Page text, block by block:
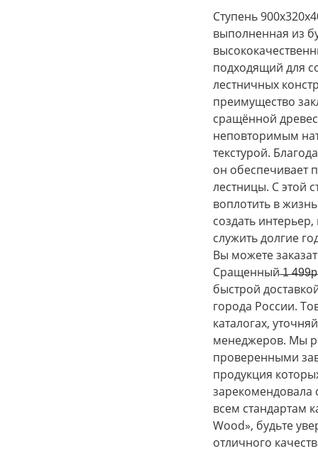
Ступень
выполненная из
подходящий для
лестничных
преимущество
сращённой
неповторимым
текстурой.
он обеспечивает
лестницы. С этой
воплотить в
создать
служить долгие
Вы можете
Сращенный ̶1̶
быстрой
города России.
каталогах,
менеджеров. Мы
проверенными
продукция
зарекомендовала
всем стандартам
Wood», будьте
отличного